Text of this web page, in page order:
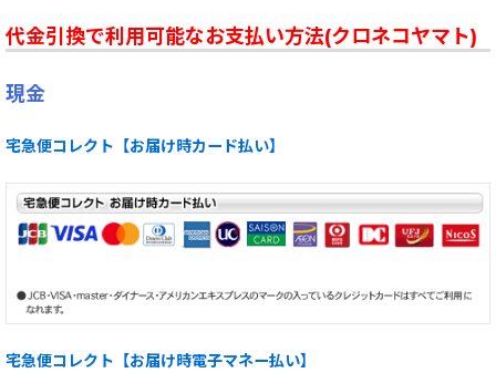
代金引換で利用可能なお支払い方法(クロネコヤマト)
現金
宅急便コレクト【お届け時カード払い】
宅急便コレクト【お届け時電子マネー払い】